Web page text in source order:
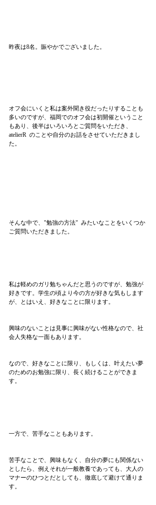
昨夜は8名。賑やかでございました。
オフ会にいくと私は案外聞き役だったりすることも
多いのですが、福岡でのオフ会は初開催ということ
もあり、後半はいろいろとご質問をいただき、
atelierR  のことや自分のお話をさせていただきまし
た。
そんな中で、"勉強の方法"  みたいなことをいくつか
ご質問いただきました。
私は軽めのガリ勉ちゃんだと思うのですが、勉強が
好きです。学生の頃より今の方が好きな気もします
が、とはいえ、好きなことに限ります。
興味のないことは見事に興味がない性格なので、社
会人失格な一面もあります。
なので、好きなことに限り、もしくは、叶えたい夢
のためのお勉強に限り、長く続けることができま
す。
一方で、苦手なこともあります。
苦手なことで、興味もなく、自分の夢にも関係ない
としたら、例えそれが一般教養であっても、大人の
マナーのひつとだとしても、徹底して避けて通りま
す。